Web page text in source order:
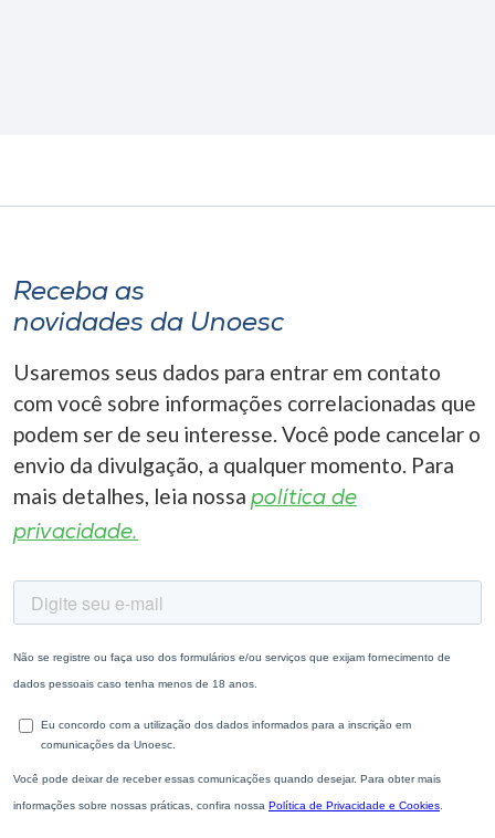
Receba as
novidades da Unoesc
Usaremos seus dados para entrar em contato
com você sobre informações correlacionadas que
podem ser de seu interesse. Você pode cancelar o
envio da divulgação, a qualquer momento. Para
mais detalhes, leia nossa política de
privacidade.